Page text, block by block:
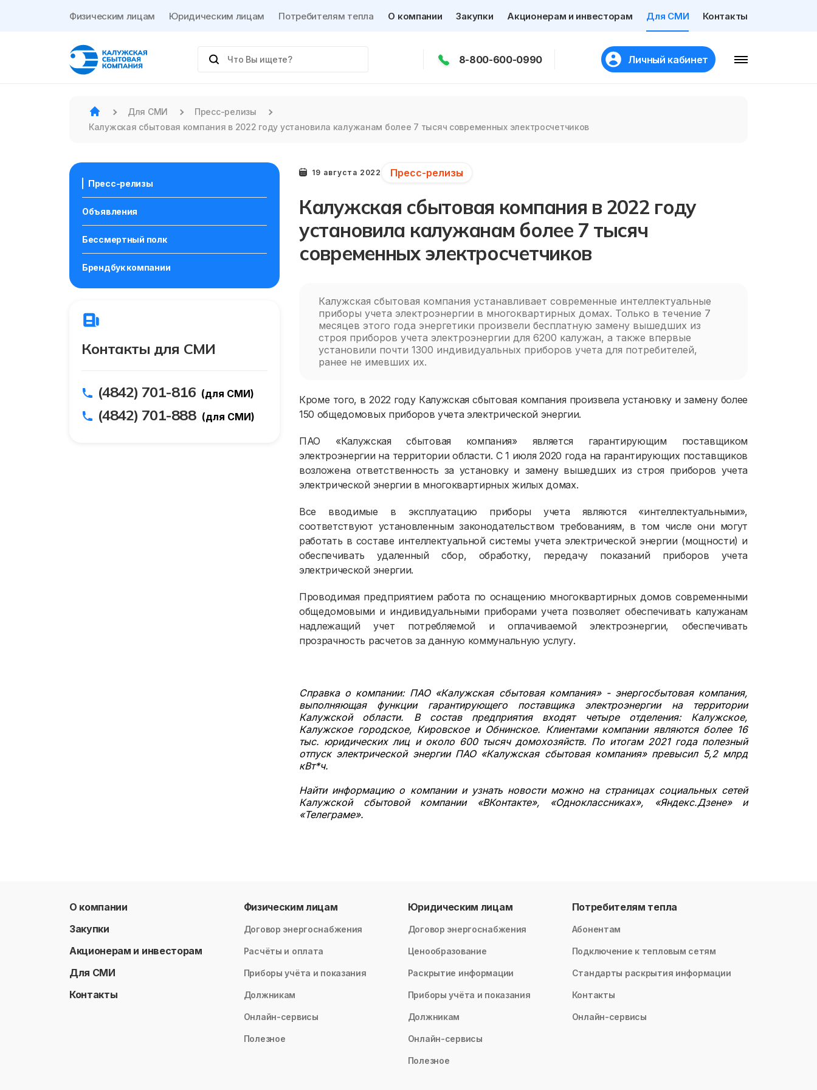
Физическим лицам Юридическим лицам Потребителям тепла О компании Закупки Акционерам и инвесторам Для СМИ Контакты
8-800-600-0990 Личный кабинет
Для СМИ
Пресс-релизы
Калужская сбытовая компания в 2022 году установила калужанам более 7 тысяч современных электросчетчиков
Пресс-релизы
Объявления
Бессмертный полк
Брендбук компании
Контакты для СМИ
(4842) 701-816 (для СМИ)
(4842) 701-888 (для СМИ)
19 августа 2022 Пресс-релизы
Калужская сбытовая компания в 2022 году
установила калужанам более 7 тысяч
современных электросчетчиков
Калужская сбытовая компания устанавливает современные интеллектуальные
приборы учета электроэнергии в многоквартирных домах. Только в течение 7
месяцев этого года энергетики произвели бесплатную замену вышедших из
строя приборов учета электроэнергии для 6200 калужан, а также впервые
установили почти 1300 индивидуальных приборов учета для потребителей,
ранее не имевших их.
Кроме того, в 2022 году Калужская сбытовая компания произвела установку и замену более
150 общедомовых приборов учета электрической энергии.
ПАО «Калужская сбытовая компания» является гарантирующим поставщиком
электроэнергии на территории области. С 1 июля 2020 года на гарантирующих поставщиков
возложена ответственность за установку и замену вышедших из строя приборов учета
электрической энергии в многоквартирных жилых домах.
Все вводимые в эксплуатацию приборы учета являются «интеллектуальными»,
соответствуют установленным законодательством требованиям, в том числе они могут
работать в составе интеллектуальной системы учета электрической энергии (мощности) и
обеспечивать удаленный сбор, обработку, передачу показаний приборов учета
электрической энергии.
Проводимая предприятием работа по оснащению многоквартирных домов современными
общедомовыми и индивидуальными приборами учета позволяет обеспечивать калужанам
надлежащий учет потребляемой и оплачиваемой электроэнергии, обеспечивать
прозрачность расчетов за данную коммунальную услугу.
Справка о компании:ПАО «Калужская сбытовая компания» - энергосбытовая компания,
выполняющая функции гарантирующего поставщика электроэнергии на территории
Калужской области. В состав предприятия входят четыре отделения: Калужское,
Калужское городское, Кировское и Обнинское. Клиентами компании являются более 16
тыс. юридических лиц и около 600 тысяч домохозяйств. По итогам 2021 года полезный
отпуск электрической энергии ПАО «Калужская сбытовая компания» превысил 5,2 млрд
кВт*ч.
Найти информацию о компании и узнать новости можно на страницах социальных сетей
Калужской сбытовой компании «ВКонтакте», «Одноклассниках», «Яндекс.Дзене» и
«Телеграме».
О компании
Закупки
Акционерам и инвесторам
Для СМИ
Контакты
Физическим лицам
Договор энергоснабжения
Расчёты и оплата
Приборы учёта и показания
Должникам
Онлайн-сервисы
Полезное
Юридическим лицам
Договор энергоснабжения
Ценообразование
Раскрытие информации
Приборы учёта и показания
Должникам
Онлайн-сервисы
Полезное
Потребителям тепла
Абонентам
Подключение к тепловым сетям
Стандарты раскрытия информации
Контакты
Онлайн-сервисы